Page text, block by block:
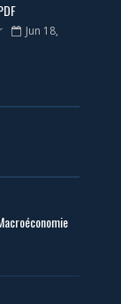
Jun 18,